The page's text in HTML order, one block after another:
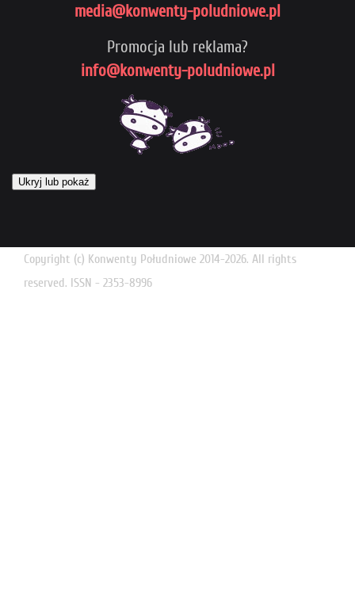
media@konwenty-poludniowe.pl
Promocja lub reklama?
info@konwenty-poludniowe.pl
Ukryj lub pokaż
Copyright (c) Konwenty Południowe 2014-2026. All rights
reserved. ISSN - 2353-8996